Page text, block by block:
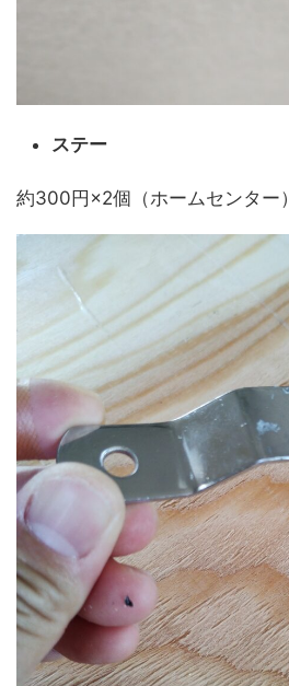
ステー
約300円×2個（ホームセンター）